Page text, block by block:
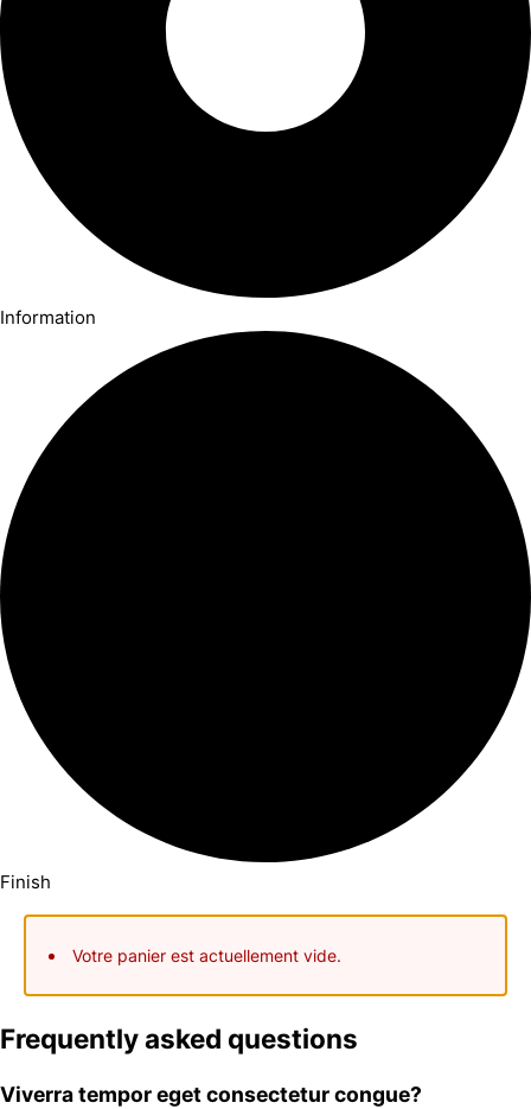
Information
Finish
Votre panier est actuellement vide.
Frequently asked questions
Viverra tempor eget consectetur congue?